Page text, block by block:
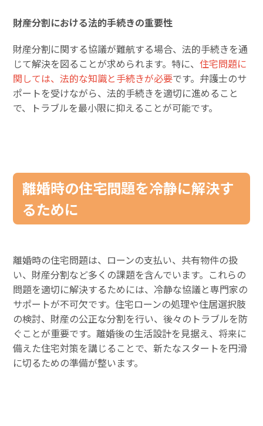
財産分割における法的手続きの重要性
財産分割に関する協議が難航する場合、法的手続きを通
じて解決を図ることが求められます。特に、住宅問題に
関しては、法的な知識と手続きが必要です。弁護士のサ
ポートを受けながら、法的手続きを適切に進めること
で、トラブルを最小限に抑えることが可能です。
離婚時の住宅問題を冷静に解決す
るために
離婚時の住宅問題は、ローンの支払い、共有物件の扱
い、財産分割など多くの課題を含んでいます。これらの
問題を適切に解決するためには、冷静な協議と専門家の
サポートが不可欠です。住宅ローンの処理や住居選択肢
の検討、財産の公正な分割を行い、後々のトラブルを防
ぐことが重要です。離婚後の生活設計を見据え、将来に
備えた住宅対策を講じることで、新たなスタートを円滑
に切るための準備が整います。